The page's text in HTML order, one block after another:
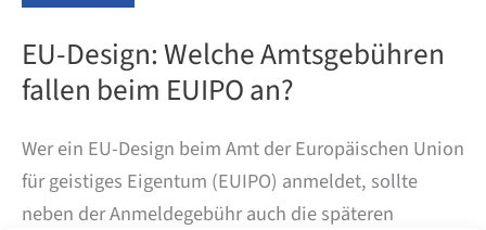
EU-Design: Welche Amtsgebühren
fallen beim EUIPO an?
Wer ein EU-Design beim Amt der Europäischen Union
für geistiges Eigentum (EUIPO) anmeldet, sollte
neben der Anmeldegebühr auch die späteren